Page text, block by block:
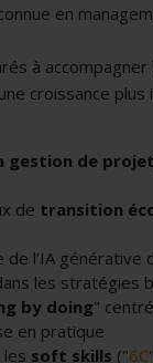
en
à
croissance plus
gestion de
de transition
l’IA générative
les stratégies
by doing"
en pratique
soft skills ("6C